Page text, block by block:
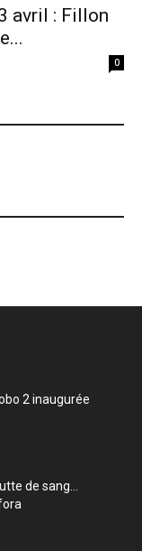
avril : Fillon
0
2 inaugurée
de sang…